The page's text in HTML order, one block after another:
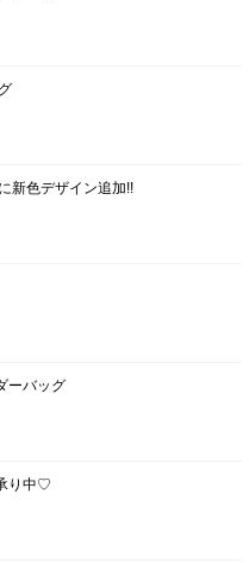
新色デザイン追加!!
ーバッグ
り中♡